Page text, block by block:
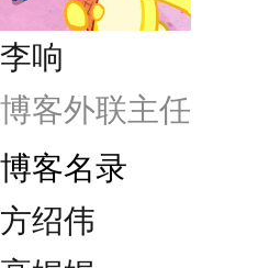
李响
博客外联主任
博客名录
方绍伟